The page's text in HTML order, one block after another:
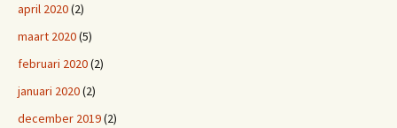
april 2020(2)
maart 2020(5)
februari 2020(2)
januari 2020(2)
december 2019(2)